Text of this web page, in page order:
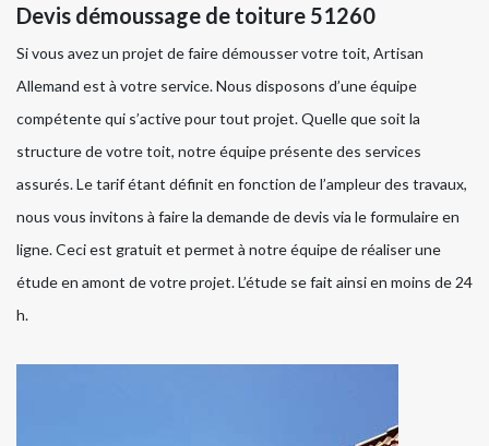
Devis démoussage de toiture 51260
Si vous avez un projet de faire démousser votre toit, Artisan
Allemand est à votre service. Nous disposons d’une équipe
compétente qui s’active pour tout projet. Quelle que soit la
structure de votre toit, notre équipe présente des services
assurés. Le tarif étant définit en fonction de l’ampleur des travaux,
nous vous invitons à faire la demande de devis via le formulaire en
ligne. Ceci est gratuit et permet à notre équipe de réaliser une
étude en amont de votre projet. L’étude se fait ainsi en moins de 24
h.